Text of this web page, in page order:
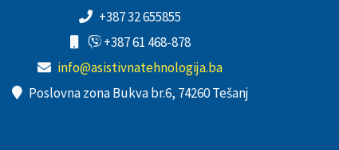
+387 32 655855
+387 61 468-878
info@asistivnatehnologija.ba
Poslovna zona Bukva br.6, 74260 Tešanj